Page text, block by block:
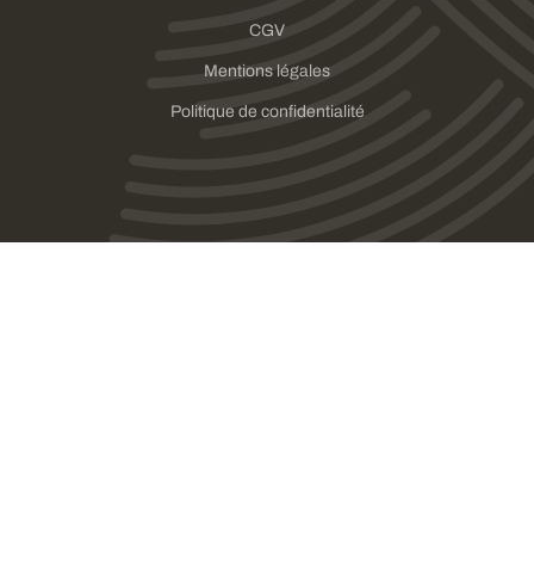
CGV
Mentions légales
Politique de confidentialité